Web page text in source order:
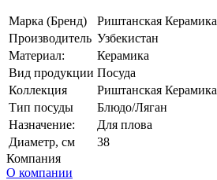
Марка (Бренд)
Риштанская Керамика
Производитель Узбекистан
Материал:
Керамика
Вид продукции Посуда
Коллекция
Риштанская Керамика
Тип посуды
Блюдо/Ляган
Назначение:
Для плова
Диаметр, см
38
Компания
О компании